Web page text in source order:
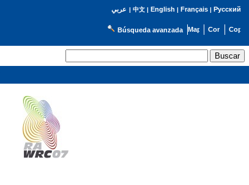
عربي | 中文| English | Français| Русский
Búsqueda avanzada